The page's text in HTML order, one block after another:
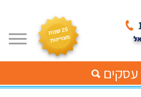
עסקים